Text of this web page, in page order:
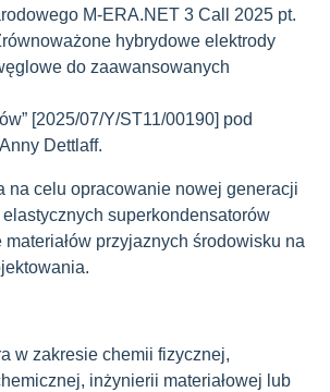
M-ERA.NET 3 Call 2025 pt.
hybrydowe elektrody
do zaawansowanych
[2025/07/Y/ST11/00190] pod
Dettlaff.
na celu opracowanie nowej generacji
superkondensatorów
przyjaznych środowisku na
w zakresie chemii fizycznej,
inżynierii materiałowej lub